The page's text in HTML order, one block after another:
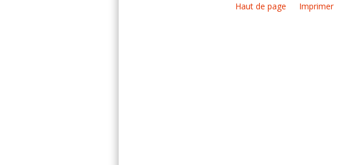
Haut de page Imprimer